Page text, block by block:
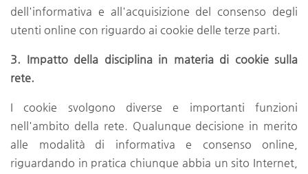
dell'informativa e all'acquisizione del consenso degli
utenti online con riguardo ai cookie delle terze parti.
3. Impatto della disciplina in materia di cookie sulla
rete.
I cookie svolgono diverse e importanti funzioni
nell'ambito della rete. Qualunque decisione in merito
alle modalità di informativa e consenso online,
riguardando in pratica chiunque abbia un sito Internet,